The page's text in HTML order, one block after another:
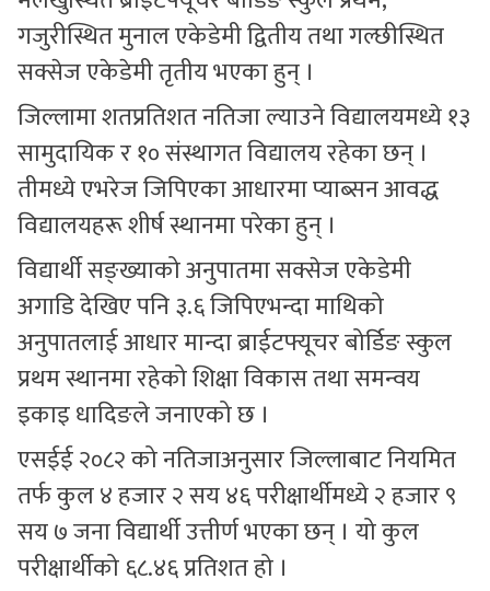
गजुरीस्थित मुनाल एकेडेमी द्वितीय तथा गल्छीस्थित
सक्सेज एकेडेमी तृतीय भएका हुन् ।
जिल्लामा शतप्रतिशत नतिजा ल्याउने विद्यालयमध्ये १३
सामुदायिक र १० संस्थागत विद्यालय रहेका छन् ।
तीमध्ये एभरेज जिपिएका आधारमा प्याब्सन आवद्ध
विद्यालयहरू शीर्ष स्थानमा परेका हुन् ।
विद्यार्थी सङ्ख्याको अनुपातमा सक्सेज एकेडेमी
अगाडि देखिए पनि ३.६ जिपिएभन्दा माथिको
अनुपातलाई आधार मान्दा ब्राईटफ्यूचर बोर्डिङ स्कुल
प्रथम स्थानमा रहेको शिक्षा विकास तथा समन्वय
इकाइ धादिङले जनाएको छ ।
एसईई २०८२ को नतिजाअनुसार जिल्लाबाट नियमित
तर्फ कुल ४ हजार २ सय ४६ परीक्षार्थीमध्ये २ हजार ९
सय ७ जना विद्यार्थी उत्तीर्ण भएका छन् । यो कुल
परीक्षार्थीको ६८.४६ प्रतिशत हो ।